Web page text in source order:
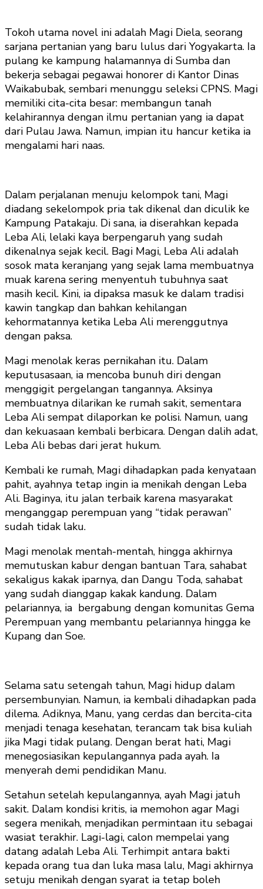
Tokoh utama novel ini adalah Magi Diela, seorang
sarjana pertanian yang baru lulus dari Yogyakarta. Ia
pulang ke kampung halamannya di Sumba dan
bekerja sebagai pegawai honorer di Kantor Dinas
Waikabubak, sembari menunggu seleksi CPNS. Magi
memiliki cita-cita besar: membangun tanah
kelahirannya dengan ilmu pertanian yang ia dapat
dari Pulau Jawa. Namun, impian itu hancur ketika ia
mengalami hari naas.
Dalam perjalanan menuju kelompok tani, Magi
diadang sekelompok pria tak dikenal dan diculik ke
Kampung Patakaju. Di sana, ia diserahkan kepada
Leba Ali, lelaki kaya berpengaruh yang sudah
dikenalnya sejak kecil. Bagi Magi, Leba Ali adalah
sosok mata keranjang yang sejak lama membuatnya
muak karena sering menyentuh tubuhnya saat
masih kecil. Kini, ia dipaksa masuk ke dalam tradisi
kawin tangkap dan bahkan kehilangan
kehormatannya ketika Leba Ali merenggutnya
dengan paksa.
Magi menolak keras pernikahan itu. Dalam
keputusasaan, ia mencoba bunuh diri dengan
menggigit pergelangan tangannya. Aksinya
membuatnya dilarikan ke rumah sakit, sementara
Leba Ali sempat dilaporkan ke polisi. Namun, uang
dan kekuasaan kembali berbicara. Dengan dalih adat,
Leba Ali bebas dari jerat hukum.
Kembali ke rumah, Magi dihadapkan pada kenyataan
pahit, ayahnya tetap ingin ia menikah dengan Leba
Ali. Baginya, itu jalan terbaik karena masyarakat
menganggap perempuan yang “tidak perawan”
sudah tidak laku.
Magi menolak mentah-mentah, hingga akhirnya
memutuskan kabur dengan bantuan Tara, sahabat
sekaligus kakak iparnya, dan Dangu Toda, sahabat
yang sudah dianggap kakak kandung. Dalam
pelariannya, ia bergabung dengan komunitas Gema
Perempuan yang membantu pelariannya hingga ke
Kupang dan Soe.
Selama satu setengah tahun, Magi hidup dalam
persembunyian. Namun, ia kembali dihadapkan pada
dilema. Adiknya, Manu, yang cerdas dan bercita-cita
menjadi tenaga kesehatan, terancam tak bisa kuliah
jika Magi tidak pulang. Dengan berat hati, Magi
menegosiasikan kepulangannya pada ayah. Ia
menyerah demi pendidikan Manu.
Setahun setelah kepulangannya, ayah Magi jatuh
sakit. Dalam kondisi kritis, ia memohon agar Magi
segera menikah, menjadikan permintaan itu sebagai
wasiat terakhir. Lagi-lagi, calon mempelai yang
datang adalah Leba Ali. Terhimpit antara bakti
kepada orang tua dan luka masa lalu, Magi akhirnya
setuju menikah dengan syarat ia tetap boleh